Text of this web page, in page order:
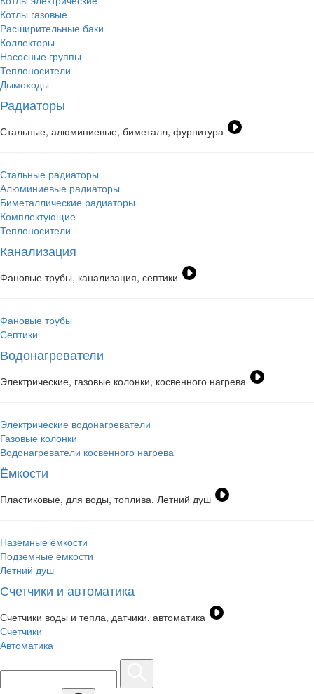
Котлы газовые
Расширительные баки
Коллекторы
Насосные группы
Теплоносители
Дымоходы
Радиаторы
Стальные, алюминиевые, биметалл, фурнитура
Стальные радиаторы
Алюминиевые радиаторы
Биметаллические радиаторы
Комплектующие
Теплоносители
Канализация
Фановые трубы, канализация, септики
Фановые трубы
Септики
Водонагреватели
Электрические, газовые колонки, косвенного нагрева
Электрические водонагреватели
Газовые колонки
Водонагреватели косвенного нагрева
Ёмкости
Пластиковые, для воды, топлива. Летний душ
Наземные ёмкости
Подземные ёмкости
Летний душ
Счетчики и автоматика
Счетчики воды и тепла, датчики, автоматика
Счетчики
Автоматика